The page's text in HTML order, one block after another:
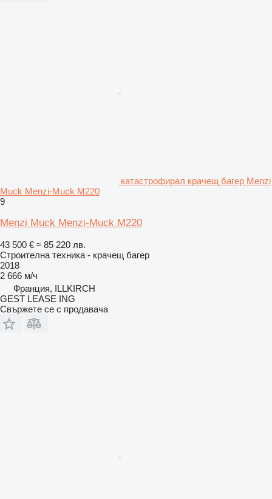
катастрофирал крачещ багер Menzi
Muck Menzi-Muck M220
9
Menzi Muck Menzi-Muck M220
43 500 € ≈ 85 220 лв.
Строителна техника - крачещ багер
2018
2 666 м/ч
Франция, ILLKIRCH
GEST LEASE ING
Свържете се с продавача